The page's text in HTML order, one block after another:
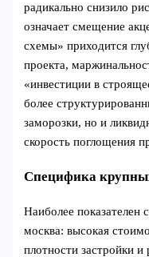
радикально снизило
означает смещение
схемы» приходится
проекта,
«инвестиции в
более
заморозки, но и
скорость поглощения
Специфика
Наиболее показателен
москва: высокая
плотности застройки